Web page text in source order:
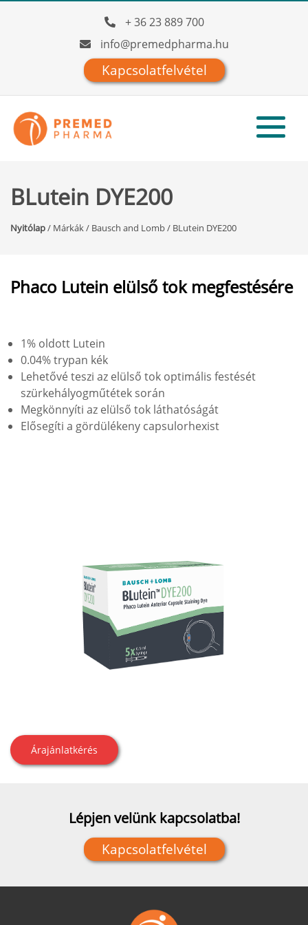
+ 36 23 889 700
info@premedpharma.hu
Kapcsolatfelvétel
BLutein DYE200
Nyitólap/ Márkák/ Bausch and Lomb/ BLutein DYE200
Phaco Lutein elülső tok megfestésére
1% oldott Lutein
0.04% trypan kék
Lehetővé teszi az elülső tok optimális festését
szürkehályogműtétek során
Megkönnyíti az elülső tok láthatóságát
Elősegíti a gördülékeny capsulorhexist
Árajánlatkérés
Lépjen velünk kapcsolatba!
Kapcsolatfelvétel